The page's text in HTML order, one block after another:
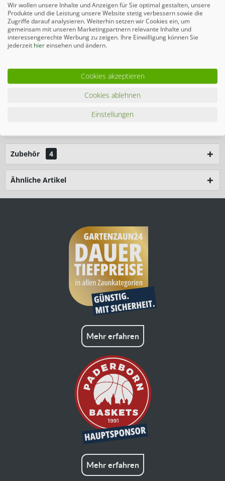
In den Warenkorb
Preise inkl. gesetzlicher MwSt.zzgl. Versandkosten
Merken
Stellen Sie sich mithilfe unserer Komplettsets Ihr
Zubehör 4
Ähnliche Artikel
Mehr erfahren
Mehr erfahren
Wir wollen unsere Inhalte und Anzeigen für Sie optimal gestalten, unsere
Produkte und die Leistung unsere Website stetig verbessern sowie die
Zugriffe darauf analysieren. Weiterhin setzen wir Cookies ein, um
gemeinsam mit unseren Marketingpartnern relevante Inhalte und
interessengerechte Werbung zu zeigen. Ihre Einwilligung können Sie
jederzeit hiereinsehen und ändern.
Cookies akzeptieren
Cookies ablehnen
Einstellungen